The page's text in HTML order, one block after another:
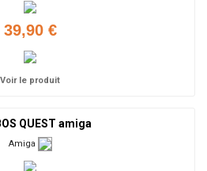
39,90 €
Voir le produit
QUEST amiga
Amiga